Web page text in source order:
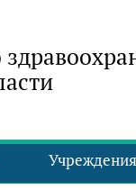
Учреждения